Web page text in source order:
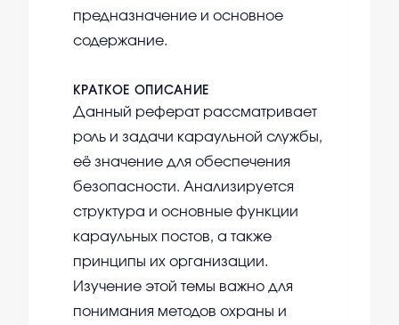
предназначение и основное
содержание.
КРАТКОЕ ОПИСАНИЕ
Данный реферат рассматривает
роль и задачи караульной службы,
её значение для обеспечения
безопасности. Анализируется
структура и основные функции
караульных постов, а также
принципы их организации.
Изучение этой темы важно для
понимания методов охраны и